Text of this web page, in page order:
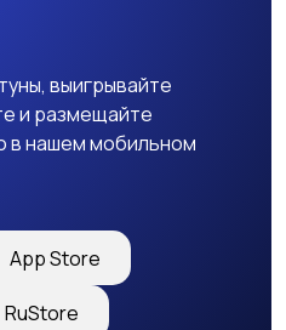
выигрывайте
и размещайте
в нашем мобильном
App Store
RuStore